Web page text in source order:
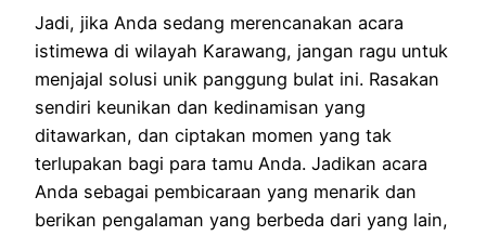
Jadi, jika Anda sedang merencanakan acara
istimewa di wilayah Karawang, jangan ragu untuk
menjajal solusi unik panggung bulat ini. Rasakan
sendiri keunikan dan kedinamisan yang
ditawarkan, dan ciptakan momen yang tak
terlupakan bagi para tamu Anda. Jadikan acara
Anda sebagai pembicaraan yang menarik dan
berikan pengalaman yang berbeda dari yang lain,